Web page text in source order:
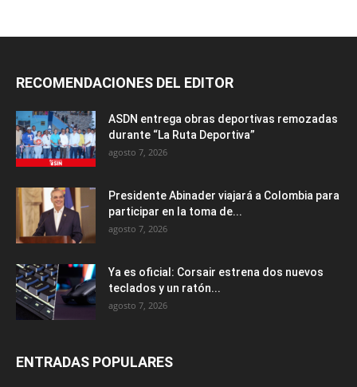
RECOMENDACIONES DEL EDITOR
ASDN entrega obras deportivas remozadas
durante “La Ruta Deportiva”
agosto 7, 2026
Presidente Abinader viajará a Colombia para
participar en la toma de...
agosto 7, 2026
Ya es oficial: Corsair estrena dos nuevos
teclados y un ratón...
agosto 7, 2026
ENTRADAS POPULARES